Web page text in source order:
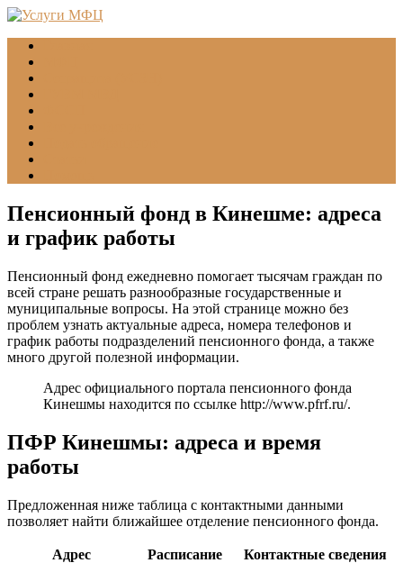
Пенсионный фонд в Кинешме: адреса
и график работы
Пенсионный фонд ежедневно помогает тысячам граждан по
всей стране решать разнообразные государственные и
муниципальные вопросы. На этой странице можно без
проблем узнать актуальные адреса, номера телефонов и
график работы подразделений пенсионного фонда, а также
много другой полезной информации.
Адрес официального портала пенсионного фонда
Кинешмы находится по ссылке http://www.pfrf.ru/.
ПФР Кинешмы: адреса и время
работы
Предложенная ниже таблица с контактными данными
позволяет найти ближайшее отделение пенсионного фонда.
Адрес Расписание Контактные сведения